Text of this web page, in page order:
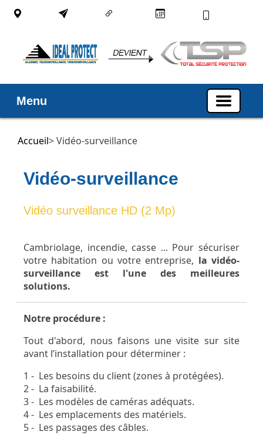
Menu
Accueil> Vidéo-surveillance
Vidéo-surveillance
Vidéo surveillance HD (2 Mp)
Cambriolage, incendie, casse ... Pour sécuriser
votre habitation ou votre entreprise, la vidéo-
surveillance est l'une des meilleures
solutions.
Notre procédure :
Tout d'abord, nous faisons une visite sur site
avant l’installation pour déterminer :
1 - Les besoins du client (zones à protégées).
2 - La faisabilité.
3 - Les modèles de caméras adéquats.
4 - Les emplacements des matériels.
5 - Les passages des câbles.